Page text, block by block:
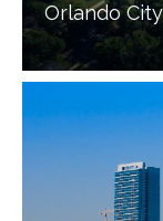
Orlando City